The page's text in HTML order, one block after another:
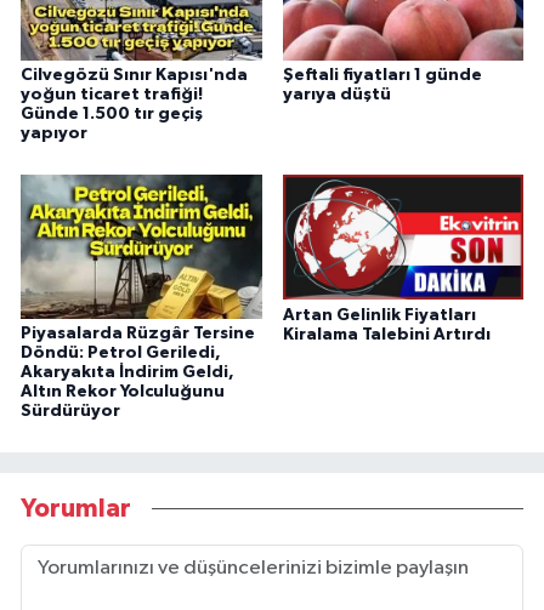
Cilvegözü Sınır Kapısı'nda
yoğun ticaret trafiği!
Günde 1.500 tır geçiş
yapıyor
Şeftali fiyatları 1 günde
yarıya düştü
Piyasalarda Rüzgâr Tersine
Döndü: Petrol Geriledi,
Akaryakıta İndirim Geldi,
Altın Rekor Yolculuğunu
Sürdürüyor
Artan Gelinlik Fiyatları
Kiralama Talebini Artırdı
Yorumlar